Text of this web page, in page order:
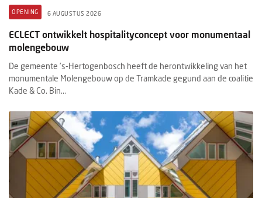
OPENING 6 AUGUSTUS 2026
ECLECT ontwikkelt hospitalityconcept voor monumentaal
molengebouw
De gemeente ’s-Hertogenbosch heeft de herontwikkeling van het
monumentale Molengebouw op de Tramkade gegund aan de coalitie
Kade & Co. Bin...